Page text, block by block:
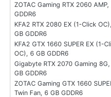
ZOTAC Gaming RTX 2060 AMP,
GDDR6
KFA2 RTX 2080 EX (1-Click
GB GDDR6
KFA2 GTX 1660 SUPER EX (1-
OC), 6 GB GDDR6
Gigabyte RTX 2070 Gaming
GB GDDR6
ZOTAC Gaming GTX 1660
Twin Fan, 6 GB GDDR6